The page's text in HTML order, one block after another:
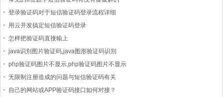
登录验证码对于短信验证码登录流程详细
用云开发搞定短信验证码登录
怎样把验证码直接输上
java识别图片验证码,java图形验证码识别
php验证码图片不显示,php验证码图片不显示
无限制注册造成的问题与短信验证码有关
自己的网站或APP验证码接口如何对接？